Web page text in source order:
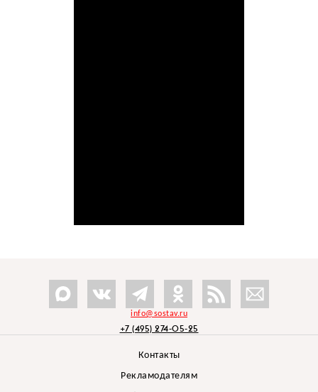
info@sostav.ru
+7 (495) 274-05-25
Контакты
Рекламодателям